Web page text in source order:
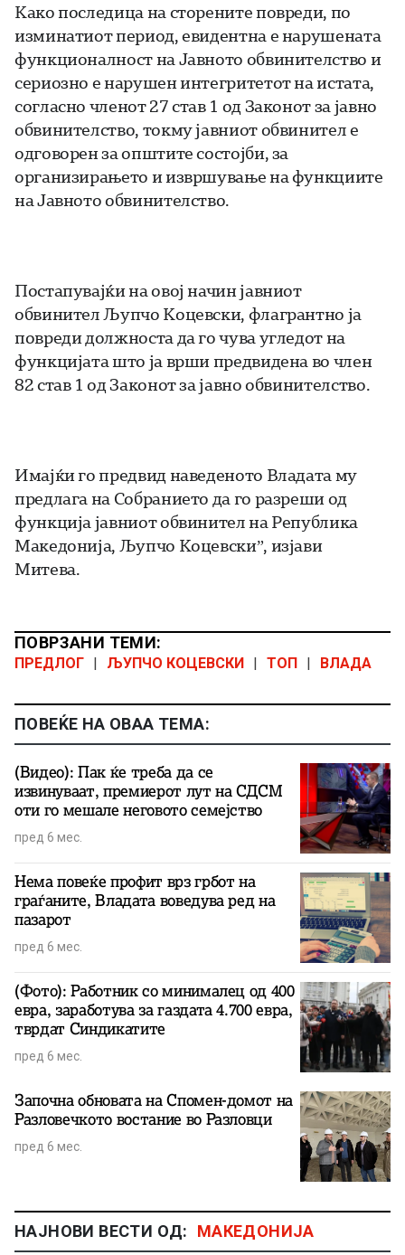
Како последица на сторените повреди, по
изминатиот период, евидентна е нарушената
функционалност на Јавното обвинителство и
сериозно е нарушен интегритетот на истата,
согласно членот 27 став 1 од Законот за јавно
обвинителство, токму јавниот обвинител е
одговорен за општите состојби, за
организирањето и извршување на функциите
на Јавното обвинителство.
Постапувајќи на овој начин јавниот
обвинител Љупчо Коцевски, флагрантно ја
повреди должноста да го чува угледот на
функцијата што ја врши предвидена во член
82 став 1 од Законот за јавно обвинителство.
Имајќи го предвид наведеното Владата му
предлага на Собранието да го разреши од
функција јавниот обвинител на Република
Македонија, Љупчо Коцевски”, изјави
Митева.
ПОВРЗАНИ ТЕМИ:
ПРЕДЛОГ ЉУПЧО КОЦЕВСКИ ТОП ВЛАДА
ПОВЕЌЕ НА ОВАА ТЕМА:
(Видео): Пак ќе треба да се
извинуваат, премиерот лут на СДСМ
оти го мешале неговото семејство
пред 6 мес.
Нема повеќе профит врз грбот на
граѓаните, Владата воведува ред на
пазарот
пред 6 мес.
(Фото): Работник со минималец од 400
евра, заработува за газдата 4.700 евра,
тврдат Синдикатите
пред 6 мес.
Започна обновата на Спомен-домот на
Разловечкото востание во Разловци
пред 6 мес.
НАЈНОВИ ВЕСТИ ОД: МАКЕДОНИЈА